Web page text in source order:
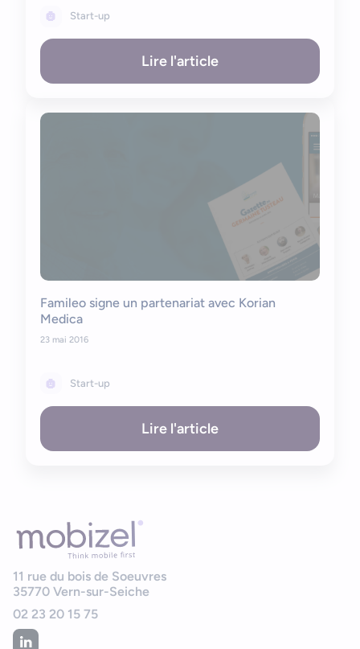
Start-up
Lire l'article
Famileo signe un partenariat avec Korian
Medica
23 mai 2016
Start-up
Lire l'article
11 rue du bois de Soeuvres
35770 Vern-sur-Seiche
02 23 20 15 75